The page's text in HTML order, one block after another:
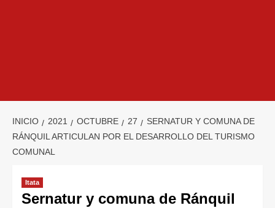
INICIO 2021 OCTUBRE 27
SERNATUR Y COMUNA DE
RÁNQUIL ARTICULAN POR EL DESARROLLO DEL TURISMO
COMUNAL
Itata
Sernatur y comuna de Ránquil